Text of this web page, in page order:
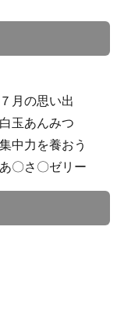
月の思い出
玉あんみつ
中力を養おう
〇さ〇ゼリー